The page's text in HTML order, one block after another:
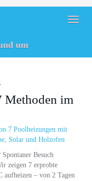
Toggle
um
Methoden im
Besuch
zeigen 7 erprobte
– von 2 Tagen